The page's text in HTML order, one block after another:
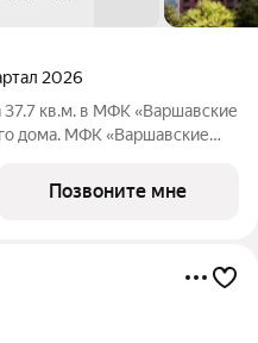
2026
37.7 кв.м. в МФК «Варшавские
дома. МФК «Варшавские
и устойчивым
Позвоните мне